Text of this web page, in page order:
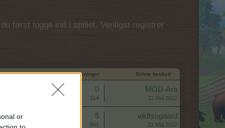
or
først logge ind i spillet. Venligst registrer
Start dato Svar Visninger Sidste besked ↑
Svar: 0
Visninger: 314
MOD-Ara
11 Maj 2022
5
565
vildtsogaard
21 Maj 2022